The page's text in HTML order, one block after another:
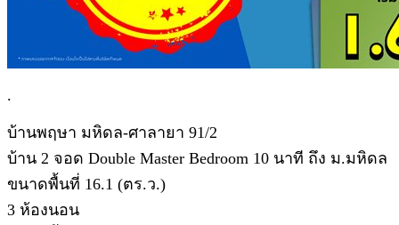
.
บ้านพฤษา มหิดล-ศาลายา 91/2
บ้าน 2 จอด Double Master Bedroom 10 นาที ถึง ม.มหิดล
ขนาดพื้นที่ 16.1 (ตร.ว.)
3 ห้องนอน